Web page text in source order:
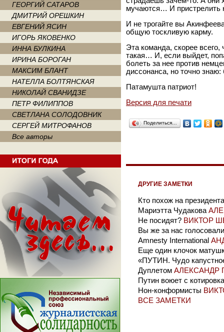
ГЕОРГИЙ САТАРОВ
ДМИТРИЙ ОРЕШКИН
ЕВГЕНИЙ ЯСИН
ИГОРЬ ЯКОВЕНКО
ИННА БУЛКИНА
ИРИНА БОРОГАН
МАКСИМ БЛАНТ
НАТЕЛЛА БОЛТЯНСКАЯ
НИКОЛАЙ СВАНИДЗЕ
ПЕТР ФИЛИППОВ
СВЕТЛАНА СОЛОДОВНИК
СЕРГЕЙ МИТРОФАНОВ
Все авторы
мучаются… И пристрелить
И не трогайте вы
общую тоскливую карму.
Эта команда, скорее
такая… И, если выйдет,
болеть за нее против
диссонанса, но точно
Патамушта патриот!
Версия для печати
Поделиться…
ДРУГИЕ ЗАМЕТКИ
Кто похож на
Мариэтта Чудакова
Не посидят? ВИКТОР
Вы же за нас голосовали
Amnesty International
Еще один клочок
«ПУТИН. Чудо
Дуплетом АЛЕКСАНДР
Путин воюет с
Нон-конформисты
ВСЕ ЗАМЕТКИ